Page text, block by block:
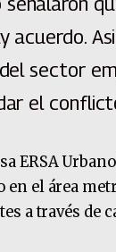
sector
el
ERSA
en el área
a través de